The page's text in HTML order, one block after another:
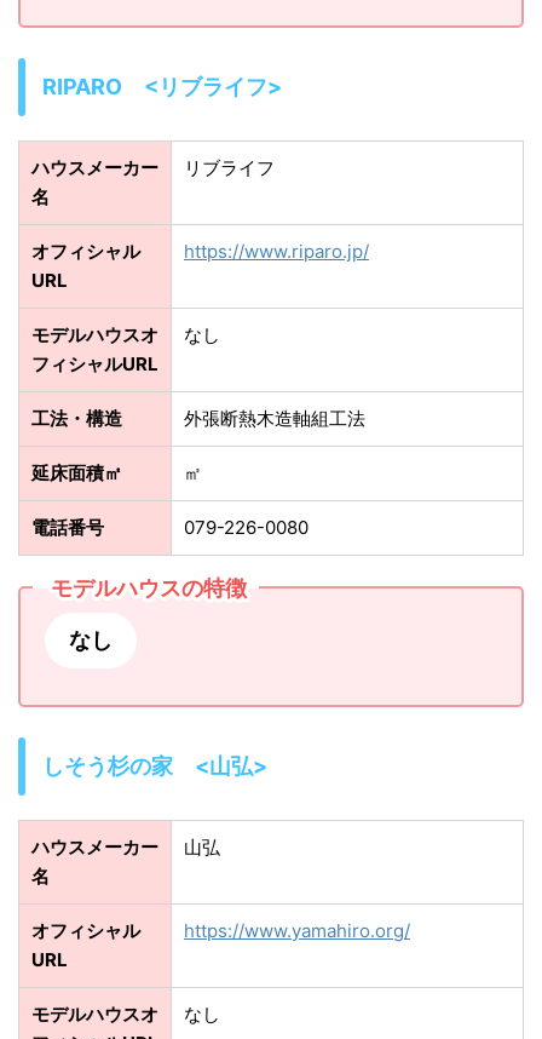
RIPARO <リブライフ>
ハウスメーカー
名
リブライフ
オフィシャル
URL
https://www.riparo.jp/
モデルハウスオ
フィシャルURL
なし
工法・構造 外張断熱木造軸組工法
延床面積㎡ ㎡
電話番号 079-226-0080
モデルハウスの特徴
なし
しそう杉の家 <山弘>
ハウスメーカー
名
山弘
オフィシャル
URL
https://www.yamahiro.org/
モデルハウスオ
なし